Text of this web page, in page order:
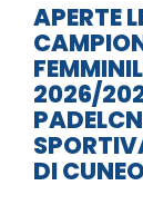
APERTE
2026/
DI